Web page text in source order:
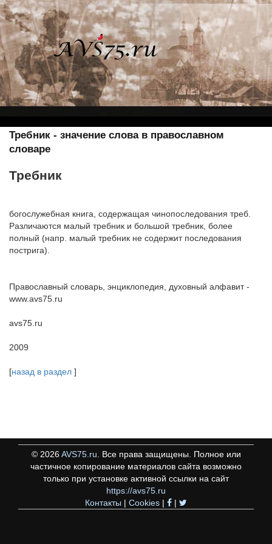
Требник - значение слова в православном
словаре
Требник
богослужебная книга, содержащая чинопоследования треб.
Различаются малый требник и большой требник, более
полный (напр. малый требник не содержит последования
пострига).
Православный словарь, энциклопедия, духовный алфавит -
www.avs75.ru
avs75.ru
2009
[назад в раздел ]
© 2026 AVS75.ru . Все права защищены. Полное или
частичное копирование материалов сайта возможно
только при установке активной ссылки на сайт
https://avs75.ru
Контакты | Cookies | |